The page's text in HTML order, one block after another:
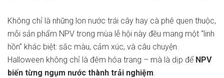
Không chỉ là những lon nước trái cây hay cà phê quen thuộc,
mỗi sản phẩm NPV trong mùa lễ hội này đều mang một “linh
hồn” khác biệt: sắc màu, cảm xúc, và câu chuyện.
Halloween không chỉ là đêm hóa trang – mà là dịp để NPV
biến từng ngụm nước thành trải nghiệm.